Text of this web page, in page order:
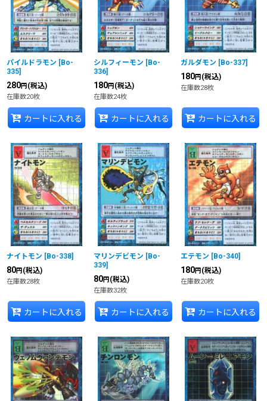
パイルドラモン [Bo-
335]
280円 (税込)
在庫数20枚
カートに入れる
シルフィーモン [Bo-
336]
180円 (税込)
在庫数24枚
カートに入れる
ガルダモン [Bo-337]
180円 (税込)
在庫数28枚
カートに入れる
ナイトモン [Bo-338]
80円 (税込)
在庫数28枚
カートに入れる
マリンデビモン [Bo-
339]
80円 (税込)
在庫数32枚
カートに入れる
エテモン [Bo-340]
180円 (税込)
在庫数20枚
カートに入れる